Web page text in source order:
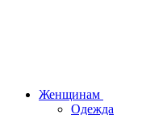
Женщинам
Одежда